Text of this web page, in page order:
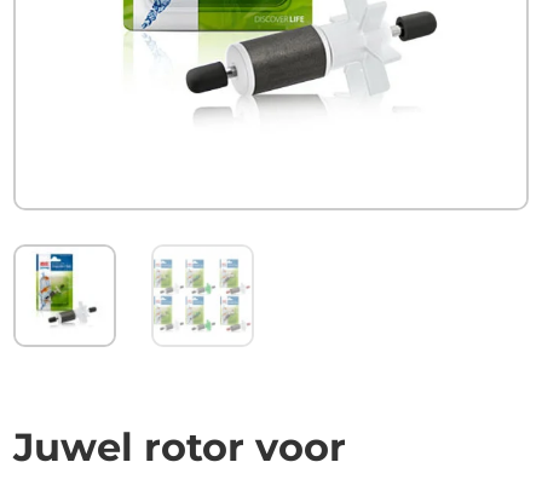
Juwel rotor voor